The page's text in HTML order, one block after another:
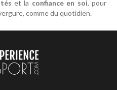
et la confiance en soi, pour
comme du quotidien.